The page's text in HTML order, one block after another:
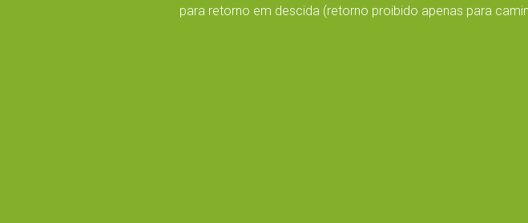
para retorno em descida (retorno proibido apenas para